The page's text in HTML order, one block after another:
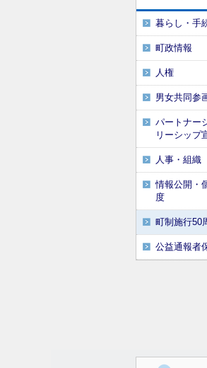
暮らし・手
町政情報
人権
男女共同参
パートナー
リーシップ
人事・組織
情報公開・
度
町制施行50
公益通報者